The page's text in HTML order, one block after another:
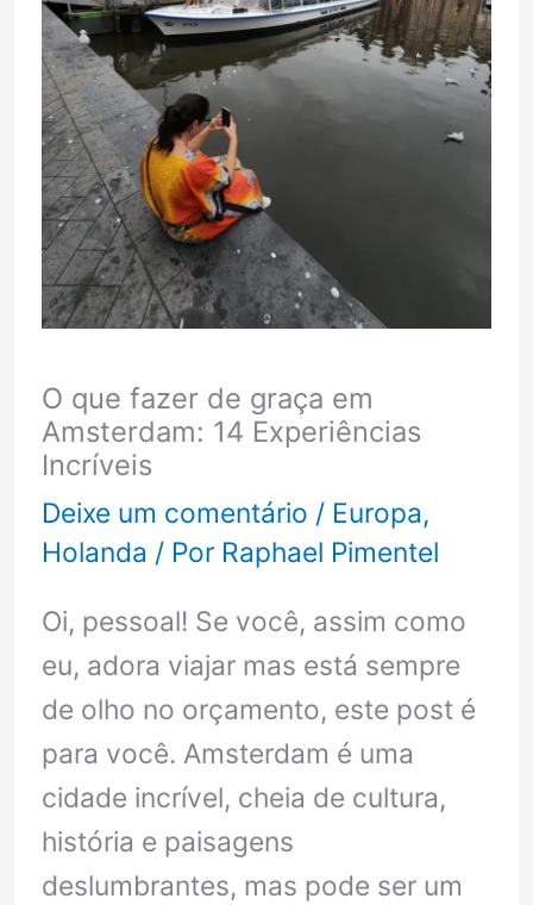
O que fazer de graça em
Amsterdam: 14 Experiências
Incríveis
Deixe um comentário / Europa,
Holanda / Por Raphael Pimentel
Oi, pessoal! Se você, assim como
eu, adora viajar mas está sempre
de olho no orçamento, este post é
para você. Amsterdam é uma
cidade incrível, cheia de cultura,
história e paisagens
deslumbrantes, mas pode ser um